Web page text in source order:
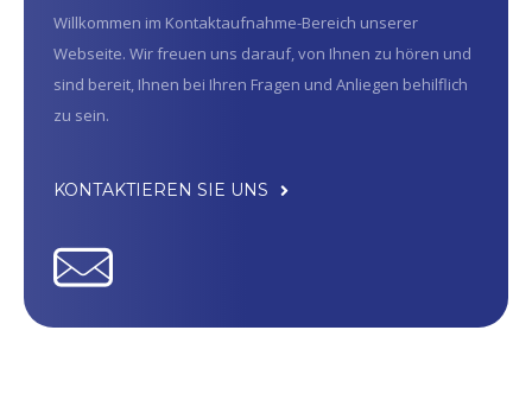
Willkommen im Kontaktaufnahme-Bereich unserer
Webseite. Wir freuen uns darauf, von Ihnen zu hören und
sind bereit, Ihnen bei Ihren Fragen und Anliegen behilflich
zu sein.
KONTAKTIEREN SIE UNS